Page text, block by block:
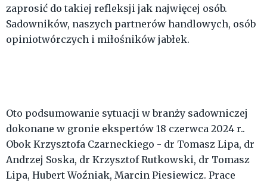
zaprosić do takiej refleksji jak najwięcej osób.
Sadowników, naszych partnerów handlowych, osób
opiniotwórczych i miłośników jabłek.
Oto podsumowanie sytuacji w branży sadowniczej
dokonane w gronie ekspertów 18 czerwca 2024 r..
Obok Krzysztofa Czarneckiego - dr Tomasz Lipa, dr
Andrzej Soska, dr Krzysztof Rutkowski, dr Tomasz
Lipa, Hubert Woźniak, Marcin Piesiewicz. Prace